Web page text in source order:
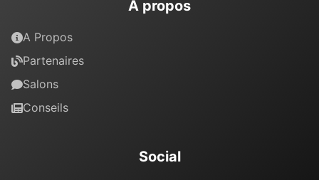
À propos
A Propos
Partenaires
Salons
Conseils
Social